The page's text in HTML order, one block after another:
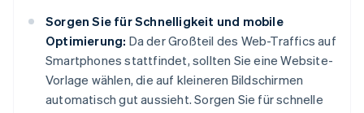
Sorgen Sie für Schnelligkeit und mobile
Optimierung: Da der Großteil des Web-Traffics auf
Smartphones stattfindet, sollten Sie eine Website-
Vorlage wählen, die auf kleineren Bildschirmen
automatisch gut aussieht. Sorgen Sie für schnelle